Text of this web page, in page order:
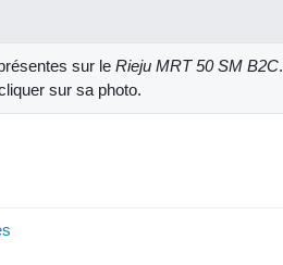
sur le Rieju MRT 50 SM B2C.
sur sa photo.